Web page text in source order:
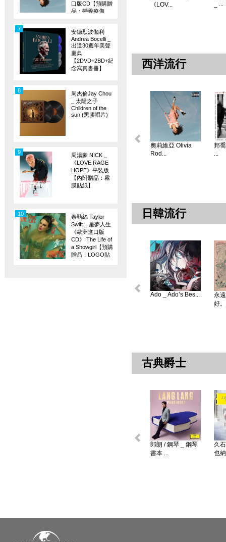
口版CD【預購贈
品：戀愛療傷
安德烈波伽利
Andrea Bocelli _
出道30週年美聲
慶典
【2DVD+2BD+紀
念寫真書冊】
7
周杰倫Jay Chou
_ 太陽之子
Children of the
sun (黑膠唱片)
8
周湯豪 NICK _
《LOVE RAGE
HOPE》平裝版
【內附贈品：霧
膜貼紙】
9
泰勒絲 Taylor
Swift _ 星夢人生
《歐洲進口版
CD》 The Life of
a Showgirl【預購
贈品：LOGO貼
10
《LOV...
_ ...
西洋流行
奧莉維亞 Olivia
Rod...
邦
...
日韓流行
Ado _ Ado’s Bes...
永
好
古典爵士
郎朗 / 鋼琴 _ 鋼琴
書本 ...
久
也